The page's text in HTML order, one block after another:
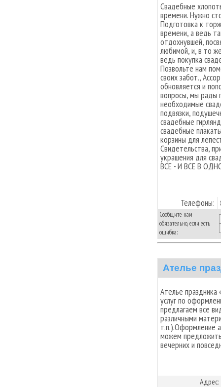
Свадебные
времени. Нужно
Подготовка к
времени, а ведь
отдохнувшей,
любимой, и, в то
ведь покупка
Позвольте нам
своих забот.,
обновляется и
вопросы, мы рады
необходимые
подвязки,
свадебные
свадебные
корзины для
Свидетельства,
украшения для
ВСЕ - И ВСЕ В
Телефоны:
Сообщите нам
обязательно, если есть
ошибка:
Ателье
Ателье
услуг по
предлагаем все
различными
т.п.).Оформление
можем
вечерних и
Адрес: